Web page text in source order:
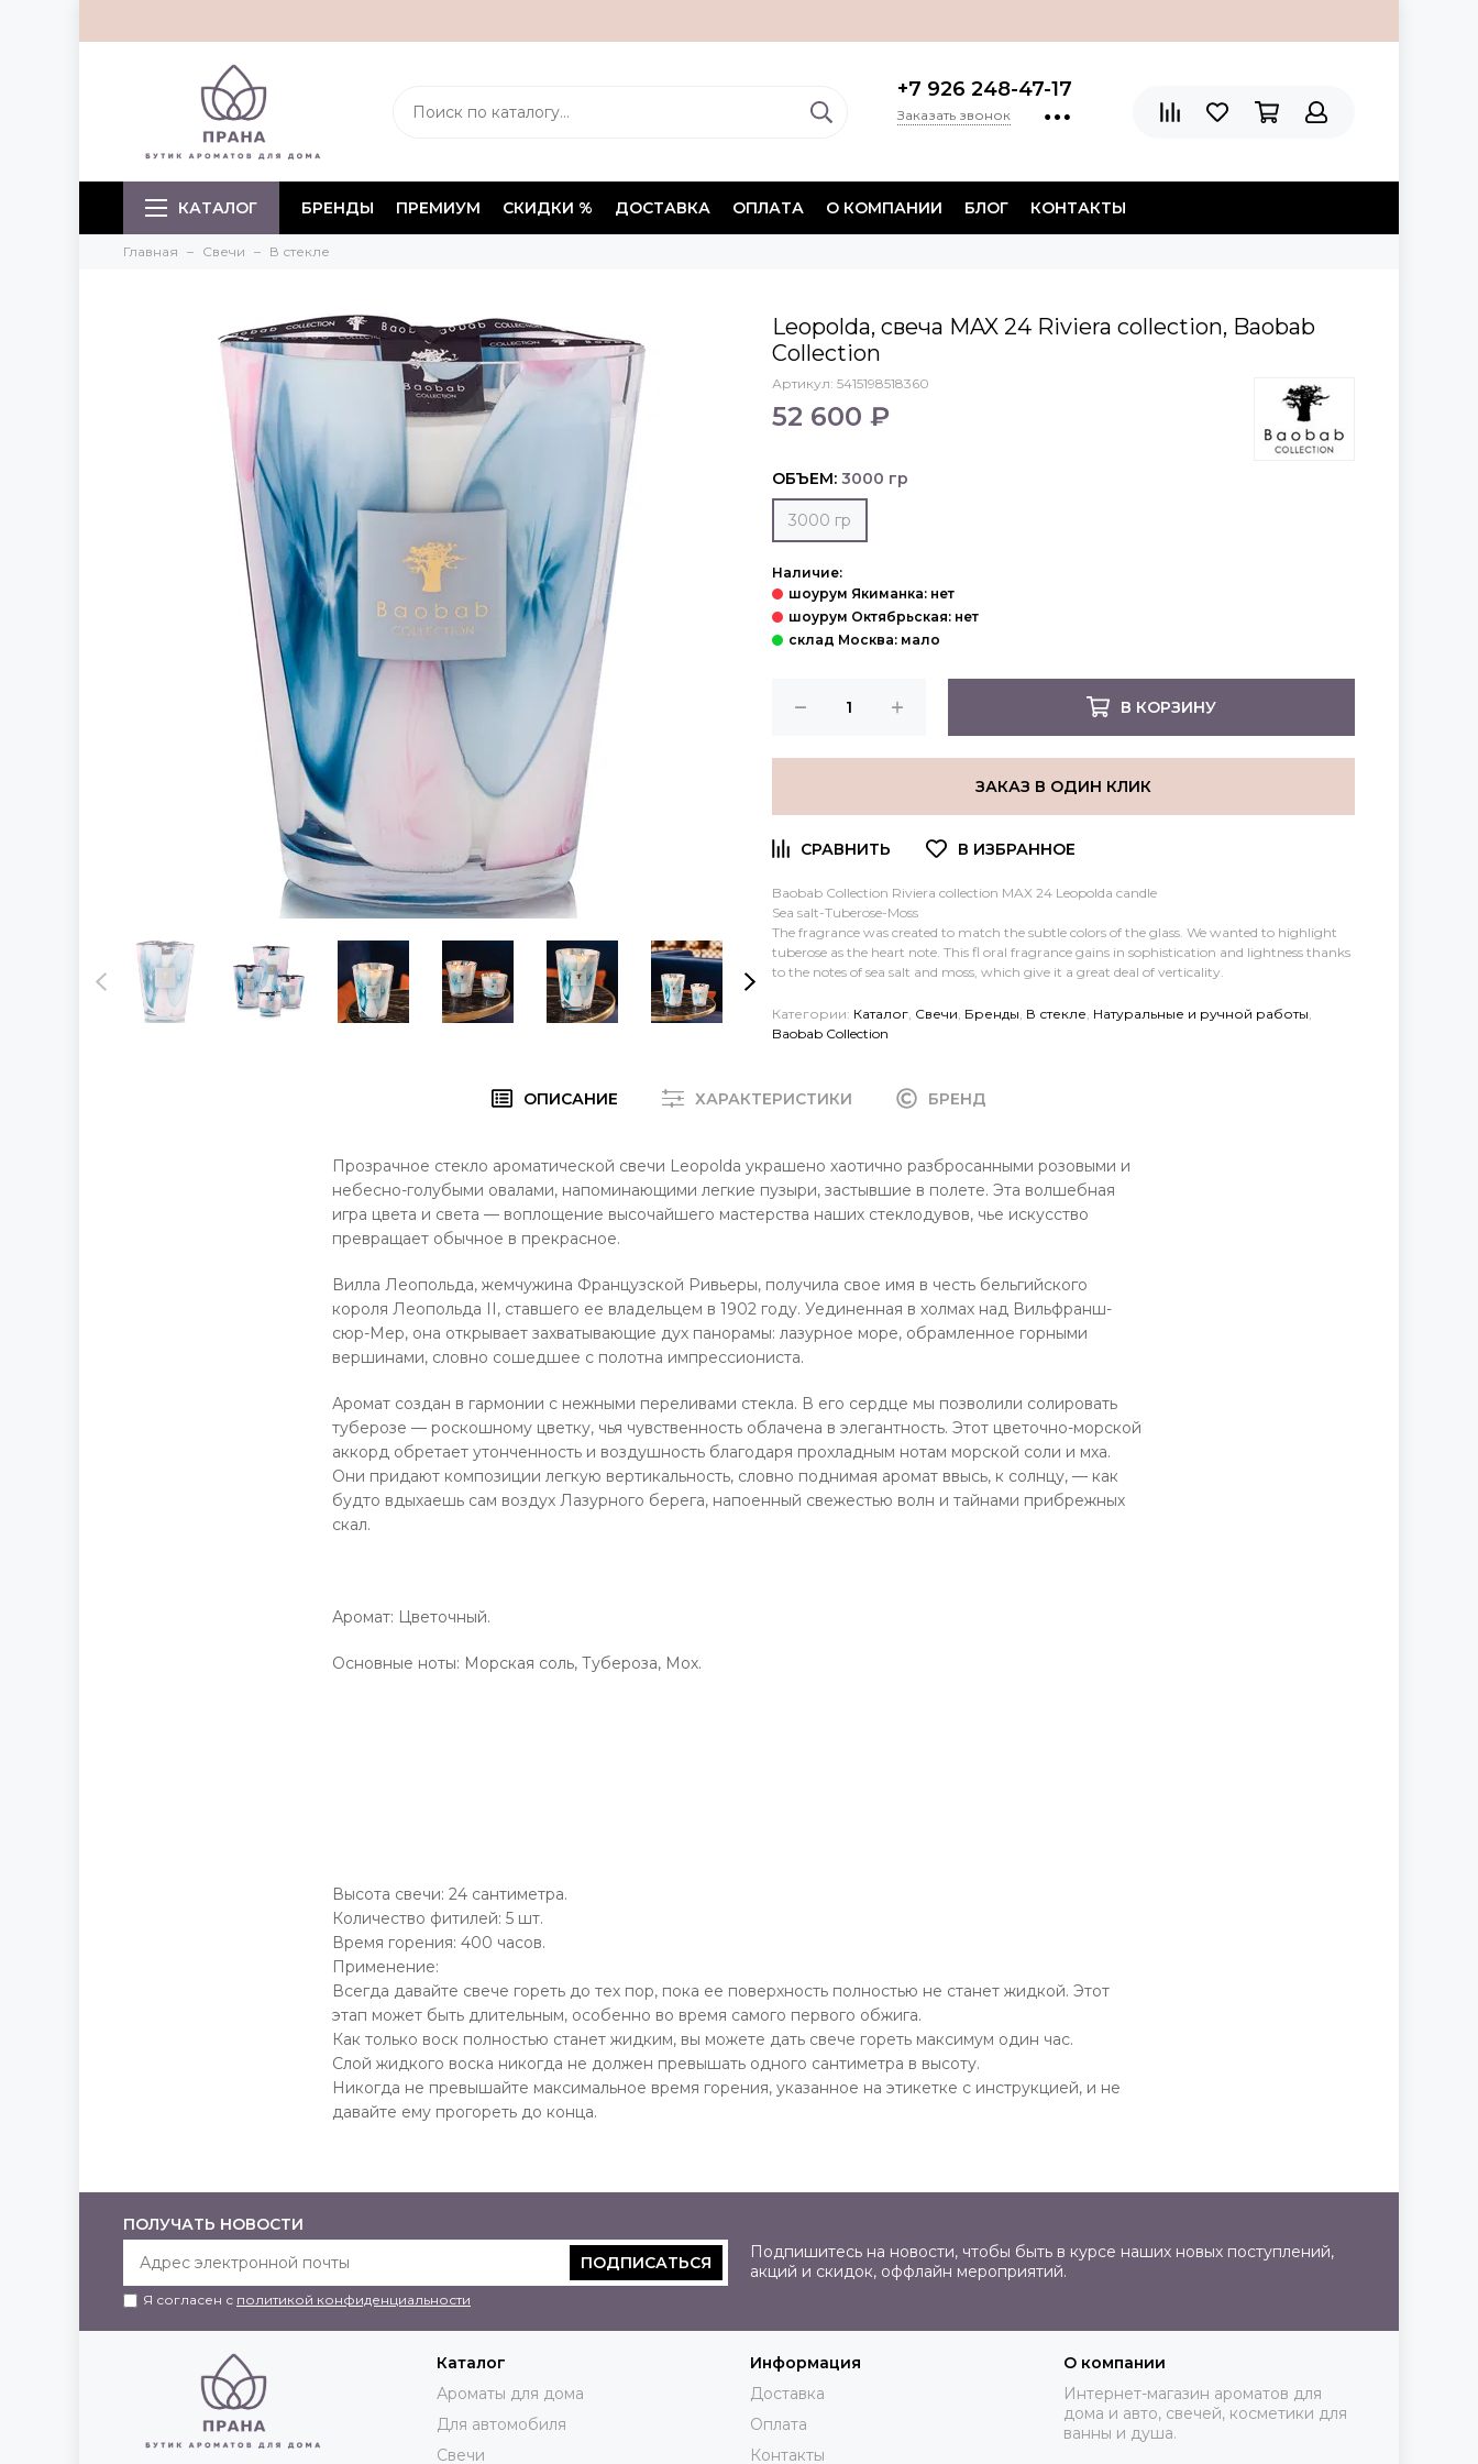
+7 926 248-47-17
Заказать звонок
КАТАЛОГ БРЕНДЫ ПРЕМИУМ СКИДКИ % ДОСТАВКА ОПЛАТА О КОМПАНИИ БЛОГ КОНТАКТЫ
Главная Свечи В стекле
Leopolda, свеча MAX 24 Riviera collection, Baobab
Collection
Артикул: 5415198518360
52 600 ₽
ОБЪЕМ: 3000 гр
3000 гр
Наличие:
В КОРЗИНУ
ЗАКАЗ В ОДИН КЛИК
Baobab Collection Riviera collection MAX 24 Leopolda candle
Sea salt-Tuberose-Moss
The fragrance was created to match the subtle colors of the glass. We wanted to highlight
tuberose as the heart note. This fl oral fragrance gains in sophistication and lightness thanks
to the notes of sea salt and moss, which give it a great deal of verticality.
Категории: Каталог Свечи Бренды В стекле Натуральные и ручной работы
Baobab Collection
ОПИСАНИЕ ХАРАКТЕРИСТИКИ БРЕНД
Прозрачное стекло ароматической свечи Leopolda украшено хаотично разбросанными розовыми и
небесно-голубыми овалами, напоминающими легкие пузыри, застывшие в полете. Эта волшебная
игра цвета и света — воплощение высочайшего мастерства наших стеклодувов, чье искусство
превращает обычное в прекрасное.
Вилла Леопольда, жемчужина Французской Ривьеры, получила свое имя в честь бельгийского
короля Леопольда II, ставшего ее владельцем в 1902 году. Уединенная в холмах над Вильфранш-
сюр-Мер, она открывает захватывающие дух панорамы: лазурное море, обрамленное горными
вершинами, словно сошедшее с полотна импрессиониста.
Аромат создан в гармонии с нежными переливами стекла. В его сердце мы позволили солировать
туберозе — роскошному цветку, чья чувственность облачена в элегантность. Этот цветочно-морской
аккорд обретает утонченность и воздушность благодаря прохладным нотам морской соли и мха.
Они придают композиции легкую вертикальность, словно поднимая аромат ввысь, к солнцу, — как
будто вдыхаешь сам воздух Лазурного берега, напоенный свежестью волн и тайнами прибрежных
скал.
Аромат: Цветочный.
Основные ноты: Морская соль, Тубероза, Мох.
Высота свечи: 24 сантиметра.
Количество фитилей: 5 шт.
Время горения: 400 часов.
Применение:
Всегда давайте свече гореть до тех пор, пока ее поверхность полностью не станет жидкой. Этот
этап может быть длительным, особенно во время самого первого обжига.
Как только воск полностью станет жидким, вы можете дать свече гореть максимум один час.
Слой жидкого воска никогда не должен превышать одного сантиметра в высоту.
Никогда не превышайте максимальное время горения, указанное на этикетке с инструкцией, и не
давайте ему прогореть до конца.
ПОЛУЧАТЬ НОВОСТИ
ПОДПИСАТЬСЯ
Я согласен с политикой конфиденциальности
Подпишитесь на новости, чтобы быть в курсе наших новых поступлений,
акций и скидок, оффлайн мероприятий.
Каталог
Ароматы для дома
Для автомобиля
Свечи
Информация
Доставка
Оплата
Контакты
О компании
Интернет-магазин ароматов для
дома и авто, свечей, косметики для
ванны и душа.